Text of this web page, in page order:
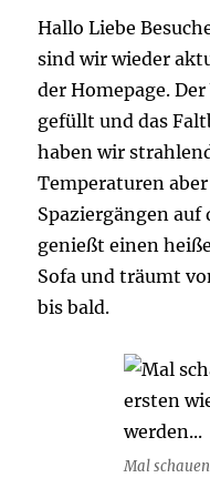
Hallo Liebe
sind wir wieder
der Homepage.
gefüllt und das
haben wir
Temperaturen
Spaziergängen auf
genießt einen
Sofa und träumt
bis bald.
Mal